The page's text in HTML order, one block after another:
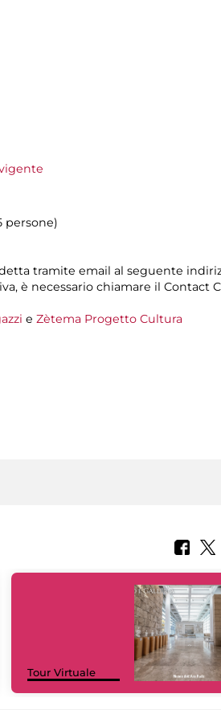
persone)
tramite email al seguente
è necessario chiamare il Contact
e Zètema Progetto Cultura
Tour Virtuale